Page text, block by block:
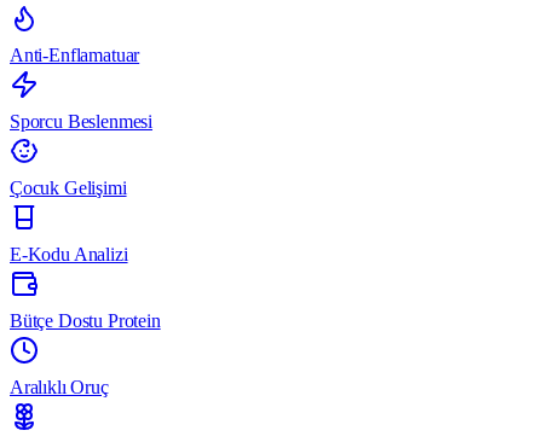
Anti-Enflamatuar
Sporcu Beslenmesi
Çocuk Gelişimi
E-Kodu Analizi
Bütçe Dostu Protein
Aralıklı Oruç